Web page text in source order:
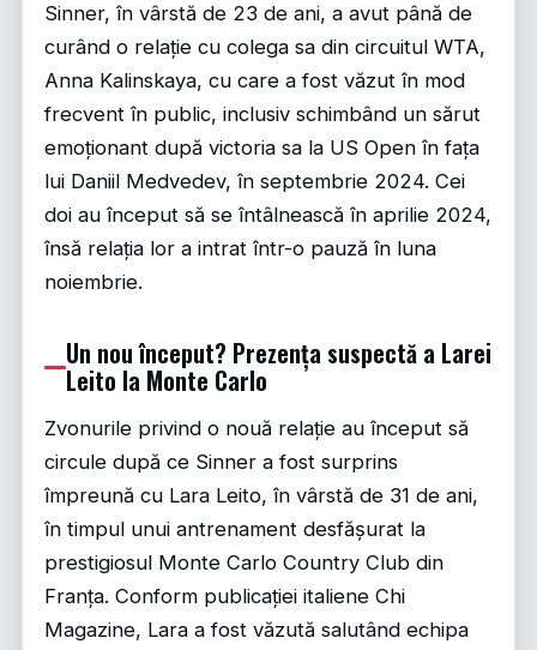
Sinner, în vârstă de 23 de ani, a avut până de
curând o relație cu colega sa din circuitul WTA,
Anna Kalinskaya, cu care a fost văzut în mod
frecvent în public, inclusiv schimbând un sărut
emoționant după victoria sa la US Open în fața
lui Daniil Medvedev, în septembrie 2024. Cei
doi au început să se întâlnească în aprilie 2024,
însă relația lor a intrat într-o pauză în luna
noiembrie.
Un nou început? Prezența suspectă a Larei
Leito la Monte Carlo
Zvonurile privind o nouă relație au început să
circule după ce Sinner a fost surprins
împreună cu Lara Leito, în vârstă de 31 de ani,
în timpul unui antrenament desfășurat la
prestigiosul Monte Carlo Country Club din
Franța. Conform publicației italiene Chi
Magazine, Lara a fost văzută salutând echipa